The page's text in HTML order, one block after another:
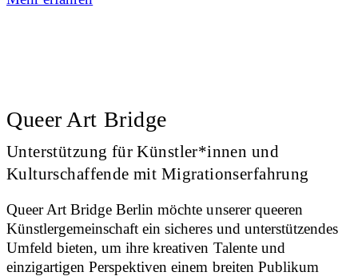
Queer Art Bridge
Unterstützung für Künstler*innen und
Kulturschaffende mit Migrationserfahrung
Queer Art Bridge Berlin möchte unserer queeren
Künstlergemeinschaft ein sicheres und unterstützendes
Umfeld bieten, um ihre kreativen Talente und
einzigartigen Perspektiven einem breiten Publikum